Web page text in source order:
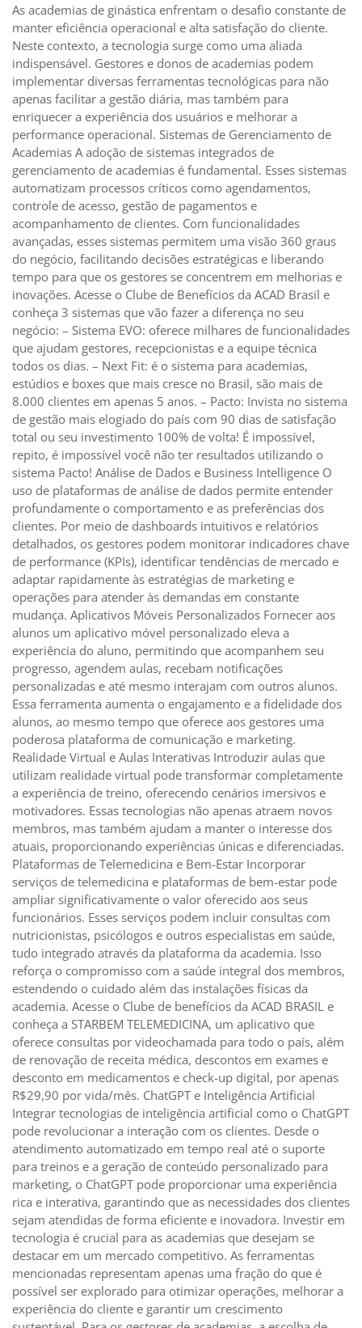
As academias de ginástica enfrentam o desafio constante de
manter eficiência operacional e alta satisfação do cliente.
Neste contexto, a tecnologia surge como uma aliada
indispensável. Gestores e donos de academias podem
implementar diversas ferramentas tecnológicas para não
apenas facilitar a gestão diária, mas também para
enriquecer a experiência dos usuários e melhorar a
performance operacional. Sistemas de Gerenciamento de
Academias A adoção de sistemas integrados de
gerenciamento de academias é fundamental. Esses sistemas
automatizam processos críticos como agendamentos,
controle de acesso, gestão de pagamentos e
acompanhamento de clientes. Com funcionalidades
avançadas, esses sistemas permitem uma visão 360 graus
do negócio, facilitando decisões estratégicas e liberando
tempo para que os gestores se concentrem em melhorias e
inovações. Acesse o Clube de Benefícios da ACAD Brasil e
conheça 3 sistemas que vão fazer a diferença no seu
negócio: – Sistema EVO: oferece milhares de funcionalidades
que ajudam gestores, recepcionistas e a equipe técnica
todos os dias. – Next Fit: é o sistema para academias,
estúdios e boxes que mais cresce no Brasil, são mais de
8.000 clientes em apenas 5 anos. – Pacto: Invista no sistema
de gestão mais elogiado do país com 90 dias de satisfação
total ou seu investimento 100% de volta! É impossível,
repito, é impossível você não ter resultados utilizando o
sistema Pacto! Análise de Dados e Business Intelligence O
uso de plataformas de análise de dados permite entender
profundamente o comportamento e as preferências dos
clientes. Por meio de dashboards intuitivos e relatórios
detalhados, os gestores podem monitorar indicadores chave
de performance (KPIs), identificar tendências de mercado e
adaptar rapidamente às estratégias de marketing e
operações para atender às demandas em constante
mudança. Aplicativos Móveis Personalizados Fornecer aos
alunos um aplicativo móvel personalizado eleva a
experiência do aluno, permitindo que acompanhem seu
progresso, agendem aulas, recebam notificações
personalizadas e até mesmo interajam com outros alunos.
Essa ferramenta aumenta o engajamento e a fidelidade dos
alunos, ao mesmo tempo que oferece aos gestores uma
poderosa plataforma de comunicação e marketing.
Realidade Virtual e Aulas Interativas Introduzir aulas que
utilizam realidade virtual pode transformar completamente
a experiência de treino, oferecendo cenários imersivos e
motivadores. Essas tecnologias não apenas atraem novos
membros, mas também ajudam a manter o interesse dos
atuais, proporcionando experiências únicas e diferenciadas.
Plataformas de Telemedicina e Bem-Estar Incorporar
serviços de telemedicina e plataformas de bem-estar pode
ampliar significativamente o valor oferecido aos seus
funcionários. Esses serviços podem incluir consultas com
nutricionistas, psicólogos e outros especialistas em saúde,
tudo integrado através da plataforma da academia. Isso
reforça o compromisso com a saúde integral dos membros,
estendendo o cuidado além das instalações físicas da
academia. Acesse o Clube de benefícios da ACAD BRASIL e
conheça a STARBEM TELEMEDICINA, um aplicativo que
oferece consultas por videochamada para todo o país, além
de renovação de receita médica, descontos em exames e
desconto em medicamentos e check-up digital, por apenas
R$29,90 por vida/mês. ChatGPT e Inteligência Artificial
Integrar tecnologias de inteligência artificial como o ChatGPT
pode revolucionar a interação com os clientes. Desde o
atendimento automatizado em tempo real até o suporte
para treinos e a geração de conteúdo personalizado para
marketing, o ChatGPT pode proporcionar uma experiência
rica e interativa, garantindo que as necessidades dos clientes
sejam atendidas de forma eficiente e inovadora. Investir em
tecnologia é crucial para as academias que desejam se
destacar em um mercado competitivo. As ferramentas
mencionadas representam apenas uma fração do que é
possível ser explorado para otimizar operações, melhorar a
experiência do cliente e garantir um crescimento